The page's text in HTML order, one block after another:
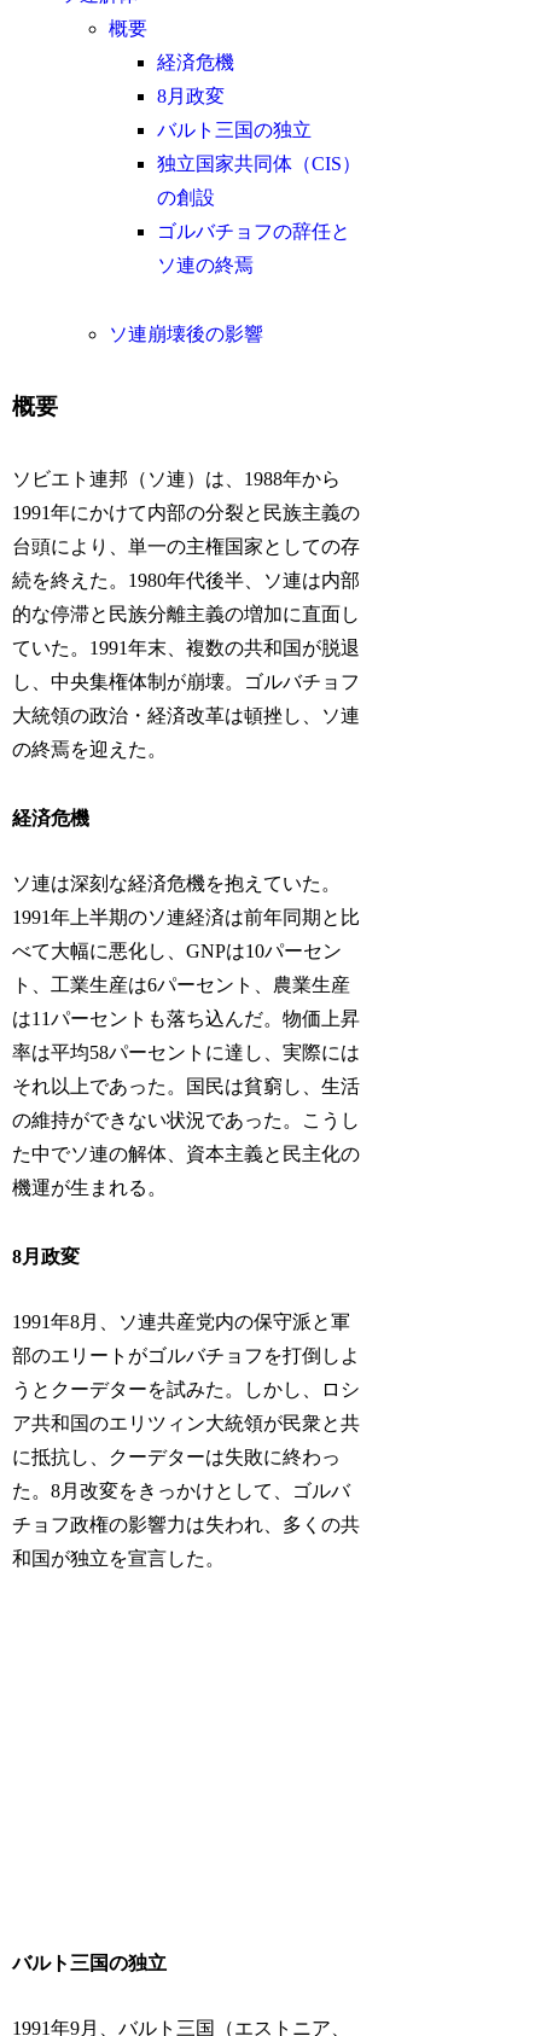
概要
経済危機
8月政変
バルト三国の独立
独立国家共同体（CIS）
の創設
ゴルバチョフの辞任と
ソ連の終焉
ソ連崩壊後の影響
概要
ソビエト連邦（ソ連）は、1988年から
1991年にかけて内部の分裂と民族主義の
台頭により、単一の主権国家としての存
続を終えた。1980年代後半、ソ連は内部
的な停滞と民族分離主義の増加に直面し
ていた。1991年末、複数の共和国が脱退
し、中央集権体制が崩壊。ゴルバチョフ
大統領の政治・経済改革は頓挫し、ソ連
の終焉を迎えた。
経済危機
ソ連は深刻な経済危機を抱えていた。
1991年上半期のソ連経済は前年同期と比
べて大幅に悪化し、GNPは10パーセン
ト、工業生産は6パーセント、農業生産
は11パーセントも落ち込んだ。物価上昇
率は平均58パーセントに達し、実際には
それ以上であった。国民は貧窮し、生活
の維持ができない状況であった。こうし
た中でソ連の解体、資本主義と民主化の
機運が生まれる。
8月政変
1991年8月、ソ連共産党内の保守派と軍
部のエリートがゴルバチョフを打倒しよ
うとクーデターを試みた。しかし、ロシ
ア共和国のエリツィン大統領が民衆と共
に抵抗し、クーデターは失敗に終わっ
た。8月改変をきっかけとして、ゴルバ
チョフ政権の影響力は失われ、多くの共
和国が独立を宣言した。
バルト三国の独立
1991年9月、バルト三国（エストニア、